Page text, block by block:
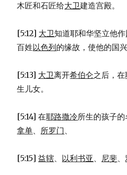
木匠和石匠给大卫建造宫殿。
[5:12] 大卫知道耶和华坚立他作
百姓以色列的缘故，使他的国兴
[5:13] 大卫离开希伯仑之后，在
生儿女。
[5:14] 在耶路撒冷所生的孩子
拿单、 所罗门、
[5:15]益辖、 以利书亚 、 尼斐、